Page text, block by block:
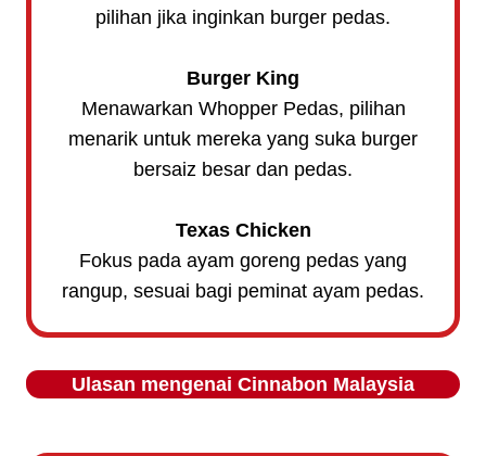
pilihan jika inginkan burger pedas.
Burger King
Menawarkan Whopper Pedas, pilihan
menarik untuk mereka yang suka burger
bersaiz besar dan pedas.
Texas Chicken
Fokus pada ayam goreng pedas yang
rangup, sesuai bagi peminat ayam pedas.
Ulasan mengenai Cinnabon Malaysia